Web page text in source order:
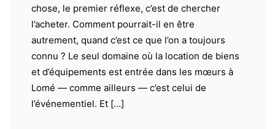
chose, le premier réflexe, c’est de chercher
l’acheter. Comment pourrait-il en être
autrement, quand c’est ce que l’on a toujours
connu ? Le seul domaine où la location de biens
et d’équipements est entrée dans les mœurs à
Lomé — comme ailleurs — c’est celui de
l’événementiel. Et […]